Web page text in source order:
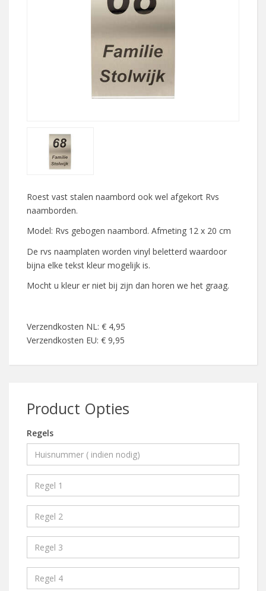
Roest vast stalen naambord ook wel afgekort Rvs
naamborden.
Model: Rvs gebogen naambord. Afmeting 12 x 20 cm
De rvs naamplaten worden vinyl beletterd waardoor
bijna elke tekst kleur mogelijk is.
Mocht u kleur er niet bij zijn dan horen we het graag.
Verzendkosten NL: € 4,95
Verzendkosten EU: € 9,95
Product Opties
Regels